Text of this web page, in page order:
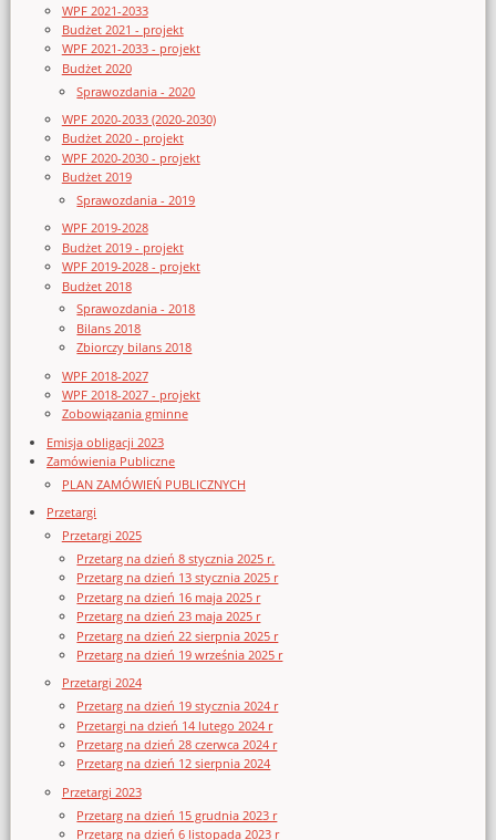
WPF 2021-2033
Budżet 2021 - projekt
WPF 2021-2033 - projekt
Budżet 2020
Sprawozdania - 2020
WPF 2020-2033 (2020-2030)
Budżet 2020 - projekt
WPF 2020-2030 - projekt
Budżet 2019
Sprawozdania - 2019
WPF 2019-2028
Budżet 2019 - projekt
WPF 2019-2028 - projekt
Budżet 2018
Sprawozdania - 2018
Bilans 2018
Zbiorczy bilans 2018
WPF 2018-2027
WPF 2018-2027 - projekt
Zobowiązania gminne
Emisja obligacji 2023
Zamówienia Publiczne
PLAN ZAMÓWIEŃ PUBLICZNYCH
Przetargi
Przetargi 2025
Przetarg na dzień 8 stycznia 2025 r.
Przetarg na dzień 13 stycznia 2025 r
Przetarg na dzień 16 maja 2025 r
Przetarg na dzień 23 maja 2025 r
Przetarg na dzień 22 sierpnia 2025 r
Przetarg na dzień 19 września 2025 r
Przetargi 2024
Przetarg na dzień 19 stycznia 2024 r
Przetargi na dzień 14 lutego 2024 r
Przetarg na dzień 28 czerwca 2024 r
Przetarg na dzień 12 sierpnia 2024
Przetargi 2023
Przetarg na dzień 15 grudnia 2023 r
Przetarg na dzień 6 listopada 2023 r